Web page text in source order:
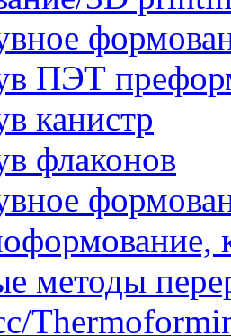
ПЭТ
канистр
флаконов
методы